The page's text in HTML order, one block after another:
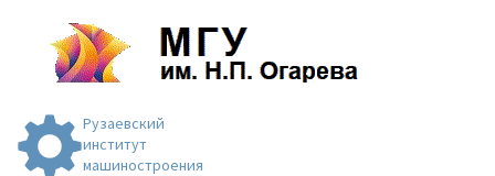
Рузаевский
институт
машиностроения